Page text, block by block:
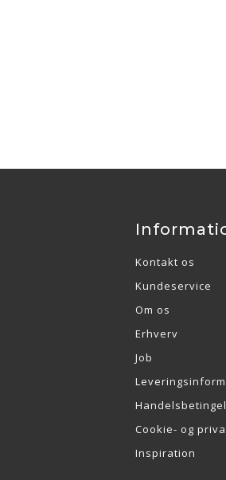
Kontakt os
Kundeservice
Om os
Erhverv
Job
Cookie- og
Inspiration